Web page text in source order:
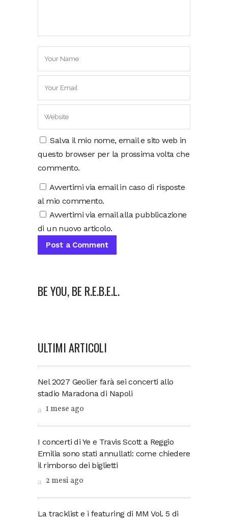
Salva il mio nome, email e sito web in
questo browser per la prossima volta che
commento.
Avvertimi via email in caso di risposte
al mio commento.
Avvertimi via email alla pubblicazione
di un nuovo articolo.
BE YOU, BE R.E.B.E.L.
ULTIMI ARTICOLI
Nel 2027 Geolier farà sei concerti allo
stadio Maradona di Napoli
1 mese ago
I concerti di Ye e Travis Scott a Reggio
Emilia sono stati annullati: come chiedere
il rimborso dei biglietti
2 mesi ago
La tracklist e i featuring di MM Vol. 5 di